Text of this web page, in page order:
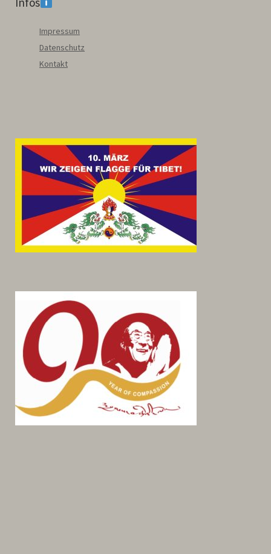
Impressum
Datenschutz
Kontakt